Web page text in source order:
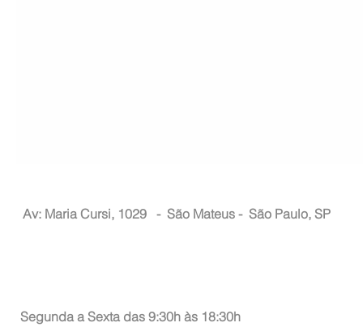
Av: Maria Cursi, 1029 - São Mateus - São Paulo, SP
Segunda a Sexta das 9:30h às 18:30h